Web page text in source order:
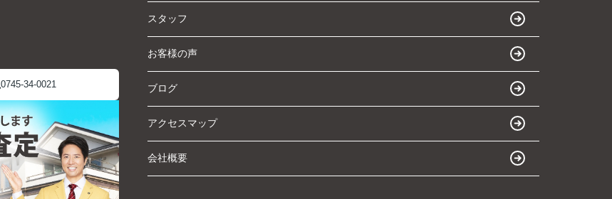
0745-34-0021
スタッフ
お客様の声
ブログ
アクセスマップ
会社概要